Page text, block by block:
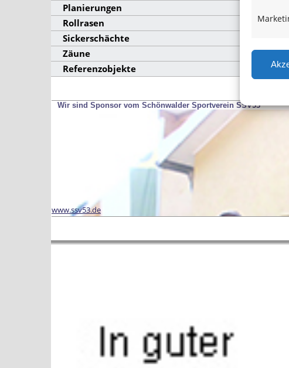
Planierungen
Rollrasen
Sickerschächte
Zäune
Referenzobjekte
Wir sind Sponsor vom Schönwalder Sportverein SSV53
www.ssv53.de